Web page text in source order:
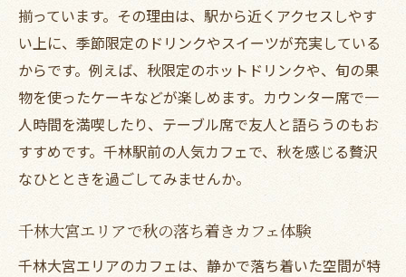
揃っています。その理由は、駅から近くアクセスしやす
い上に、季節限定のドリンクやスイーツが充実している
からです。例えば、秋限定のホットドリンクや、旬の果
物を使ったケーキなどが楽しめます。カウンター席で一
人時間を満喫したり、テーブル席で友人と語らうのもお
すすめです。千林駅前の人気カフェで、秋を感じる贅沢
なひとときを過ごしてみませんか。
千林大宮エリアで秋の落ち着きカフェ体験
千林大宮エリアのカフェは、静かで落ち着いた空間が特